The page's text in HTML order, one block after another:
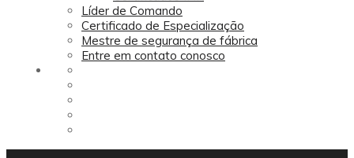
Líder de Comando
Certificado de Especialização
Mestre de segurança de fábrica
Entre em contato conosco